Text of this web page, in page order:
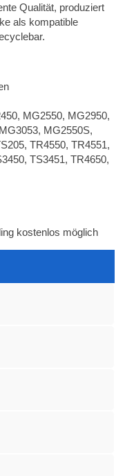
Qualität, produziert
als kompatible
MG2550, MG2950,
MG2550S,
TR4550, TR4551,
TS3451, TR4650,
kostenlos möglich